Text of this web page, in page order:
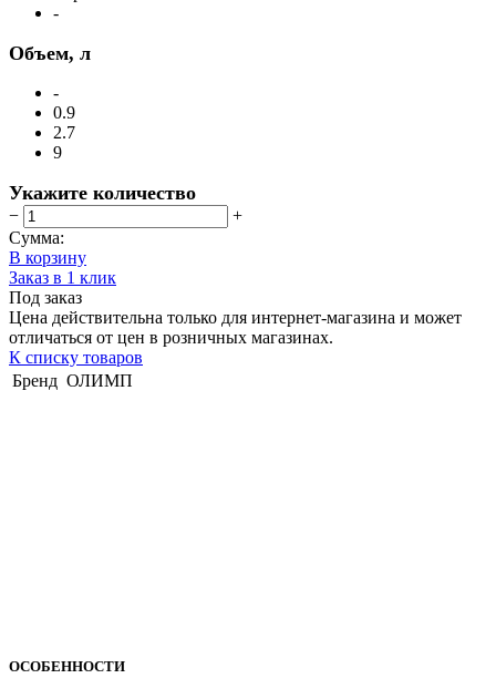
-
Объем, л
-
0.9
2.7
9
Укажите количество
−
+
Сумма:
В корзину
Заказ в 1 клик
Под заказ
Цена действительна только для интернет-магазина и может
отличаться от цен в розничных магазинах.
К списку товаров
Бренд ОЛИМП
ОСОБЕННОСТИ